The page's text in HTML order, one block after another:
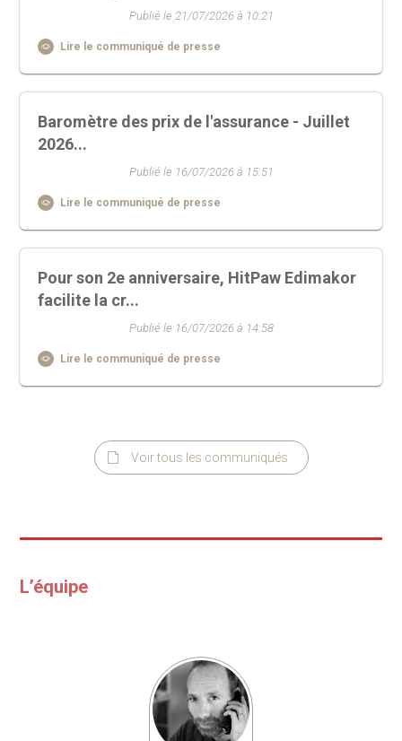
Publié le 21/07/2026 à 10:21
Lire le communiqué de presse
Baromètre des prix de l'assurance - Juillet
2026...
Publié le 16/07/2026 à 15:51
Lire le communiqué de presse
Pour son 2e anniversaire, HitPaw Edimakor
facilite la cr...
Publié le 16/07/2026 à 14:58
Lire le communiqué de presse
Voir tous les communiqués
L’équipe